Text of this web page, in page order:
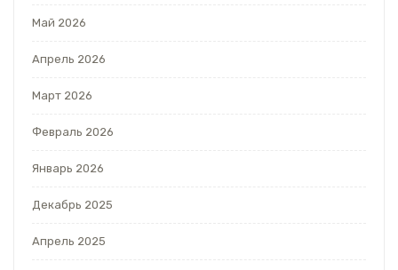
Май 2026
Апрель 2026
Март 2026
Февраль 2026
Январь 2026
Декабрь 2025
Апрель 2025